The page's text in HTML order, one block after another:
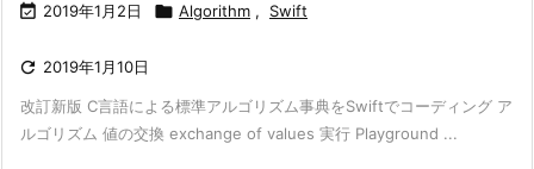
 2019年1月2日  Algorithm , Swift
 2019年1月10日
改訂新版 C言語による標準アルゴリズム事典をSwiftでコーディング ア
ルゴリズム 値の交換 exchange of values 実行 Playground ...